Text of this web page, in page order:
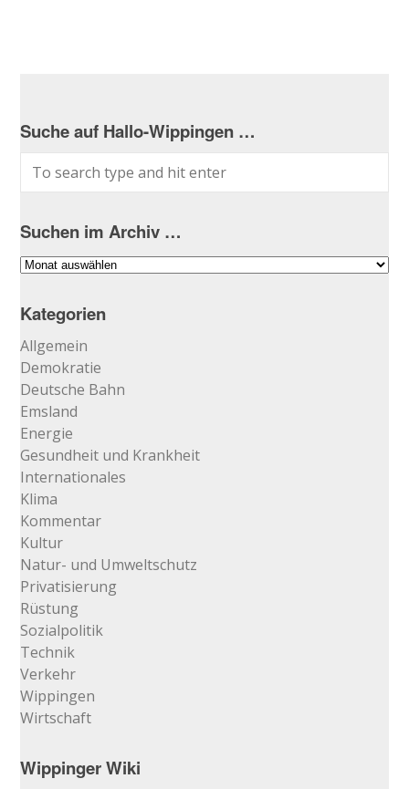
Suche auf Hallo-Wippingen …
Suchen im Archiv …
Suchen
Archiv
Kategorien
Allgemein
Demokratie
Deutsche Bahn
Emsland
Energie
Gesundheit und Krankheit
Internationales
Klima
Kommentar
Kultur
Natur- und Umweltschutz
Privatisierung
Rüstung
Sozialpolitik
Technik
Verkehr
Wippingen
Wirtschaft
Wippinger Wiki